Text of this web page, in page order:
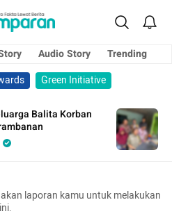
Audio Story
Trending
Green Initiative
Balita Korban
laporan kamu untuk melakukan